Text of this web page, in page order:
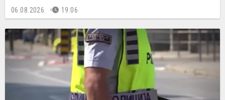
06.08.2026. 19:06